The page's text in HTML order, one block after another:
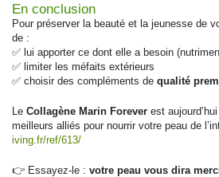
En conclusion
Pour préserver la beauté et la jeunesse de
de :
✅ lui apporter ce dont elle a besoin
✅ limiter les méfaits extérieurs
✅ choisir des compléments de qualité
Le Collagène Marin Forever est
meilleurs alliés pour nourrir votre peau de
iving.fr/ref/613/
👉 Essayez-le : votre peau vous dira